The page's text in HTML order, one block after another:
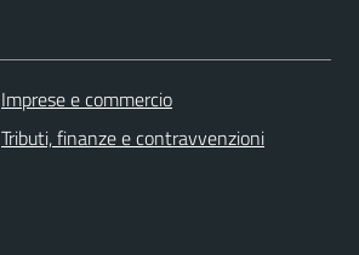
Imprese e commercio
Tributi, finanze e contravvenzioni